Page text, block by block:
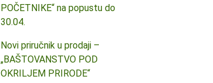
POČETNIKE“ na popustu do
30.04.
Novi priručnik u prodaji –
„BAŠTOVANSTVO POD
OKRILJEM PRIRODE“